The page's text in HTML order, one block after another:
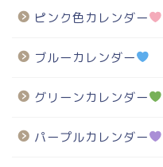
ピンク色カレンダー
ブルーカレンダー
グリーンカレンダー
パープルカレンダー